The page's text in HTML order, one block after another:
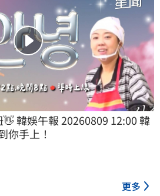
👋 韓娛午報 20260809 12:00 韓
你手上！
更多